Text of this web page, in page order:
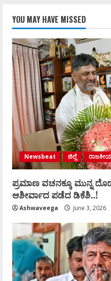
YOU MAY HAVE MISSED
Newsbeat ಜಿಲ್ಲೆ
ಪ್ರಮಾಣ ವಚನಕ್ಕೂ ಮುನ್ನ
ಆಶೀರ್ವಾದ ಪಡೆದ ಡಿಕೆಶಿ..!
Ashwaveega June 3, 2026